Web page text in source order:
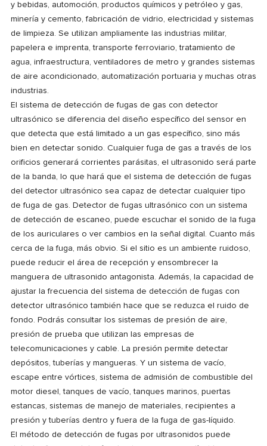
y bebidas, automoción, productos químicos y petróleo y gas,
minería y cemento, fabricación de vidrio, electricidad y sistemas
de limpieza. Se utilizan ampliamente las industrias militar,
papelera e imprenta, transporte ferroviario, tratamiento de
agua, infraestructura, ventiladores de metro y grandes sistemas
de aire acondicionado, automatización portuaria y muchas otras
industrias.
El sistema de detección de fugas de gas con detector
ultrasónico se diferencia del diseño específico del sensor en
que detecta que está limitado a un gas específico, sino más
bien en detectar sonido. Cualquier fuga de gas a través de los
orificios generará corrientes parásitas, el ultrasonido será parte
de la banda, lo que hará que el sistema de detección de fugas
del detector ultrasónico sea capaz de detectar cualquier tipo
de fuga de gas. Detector de fugas ultrasónico con un sistema
de detección de escaneo, puede escuchar el sonido de la fuga
de los auriculares o ver cambios en la señal digital. Cuanto más
cerca de la fuga, más obvio. Si el sitio es un ambiente ruidoso,
puede reducir el área de recepción y ensombrecer la
manguera de ultrasonido antagonista. Además, la capacidad de
ajustar la frecuencia del sistema de detección de fugas con
detector ultrasónico también hace que se reduzca el ruido de
fondo. Podrás consultar los sistemas de presión de aire,
presión de prueba que utilizan las empresas de
telecomunicaciones y cable. La presión permite detectar
depósitos, tuberías y mangueras. Y un sistema de vacío,
escape entre vórtices, sistema de admisión de combustible del
motor diesel, tanques de vacío, tanques marinos, puertas
estancas, sistemas de manejo de materiales, recipientes a
presión y tuberías dentro y fuera de la fuga de gas-líquido.
El método de detección de fugas por ultrasonidos puede